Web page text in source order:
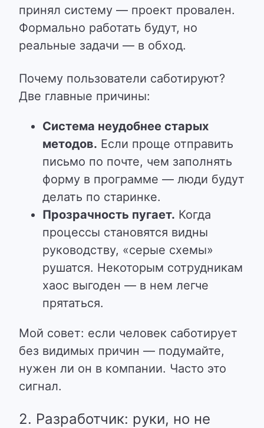
принял систему — проект провален.
Формально работать будут, но
реальные задачи — в обход.
Почему пользователи саботируют?
Две главные причины:
Система неудобнее старых
методов. Если проще отправить
письмо по почте, чем заполнять
форму в программе — люди будут
делать по старинке.
Прозрачность пугает. Когда
процессы становятся видны
руководству, «серые схемы»
рушатся. Некоторым сотрудникам
хаос выгоден — в нем легче
прятаться.
Мой совет: если человек саботирует
без видимых причин — подумайте,
нужен ли он в компании. Часто это
сигнал.
2. Разработчик: руки, но не